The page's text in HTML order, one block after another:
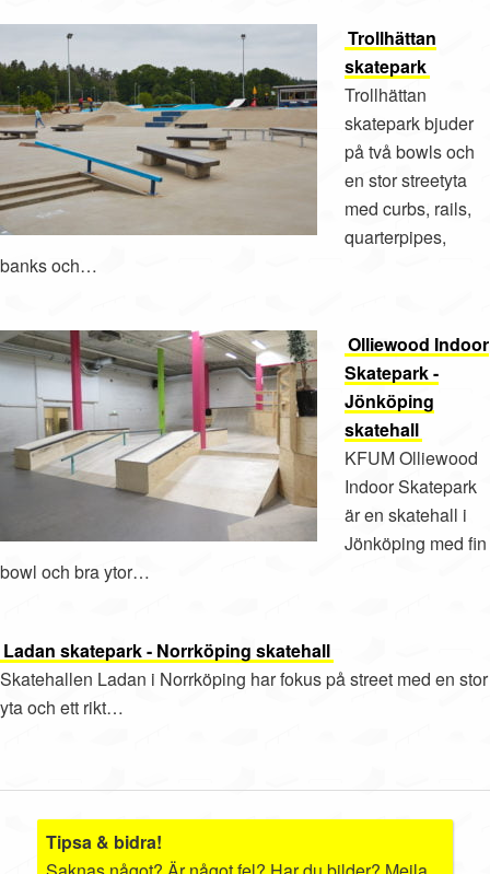
Trollhättan
skatepark
Trollhättan
skatepark bjuder
på två bowls och
en stor streetyta
med curbs, rails,
quarterpipes,
banks och…
Olliewood Indoor
Skatepark -
Jönköping
skatehall
KFUM Olliewood
Indoor Skatepark
är en skatehall i
Jönköping med fin
bowl och bra ytor…
Ladan skatepark - Norrköping skatehall
Skatehallen Ladan i Norrköping har fokus på street med en stor
yta och ett rikt…
Tipsa & bidra!